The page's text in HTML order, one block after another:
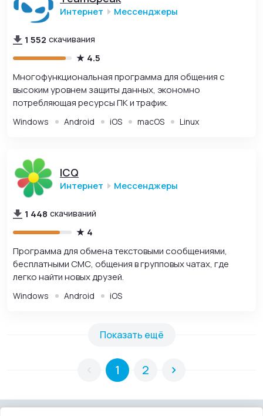
Интернет Мессенджеры
1 552 скачивания
4.5
Многофункциональная программа для общения с
высоким уровнем защиты данных, экономно
потребляющая ресурсы ПК и трафик.
Windows Android iOS macOS Linux
ICQ
Интернет Мессенджеры
1 448 скачиваний
4
Программа для обмена текстовыми сообщениями,
бесплатными СМС, общения в групповых чатах, где
легко найти новых друзей.
Windows Android iOS
1 2
Показать ещё